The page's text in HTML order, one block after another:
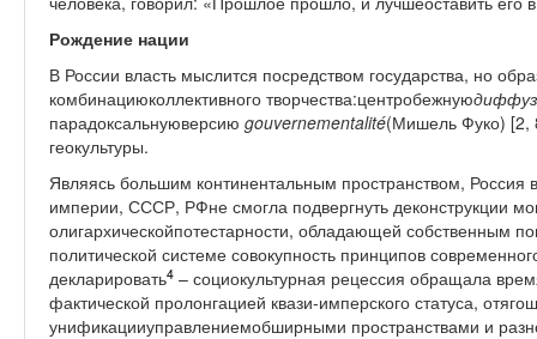
Рождение нации
В России власть мыслится посредством государства, но
комбинациюколлективного творчества:центробежную
парадоксальнуюверсию gouvernementalité(Мишель Фуко) [2,
геокультуры.
Являясь большим континентальным пространством, Россия
империи, СССР, РФне смогла подвергнуть деконструкции
олигархическойпотестарности, обладающей собственным
политической системе совокупность принципов
декларировать4 – социокультурная рецессия обращала
фактической пролонгацией квази-имперского статуса,
унификацииуправлениемобширными пространствами и